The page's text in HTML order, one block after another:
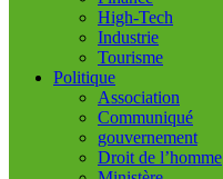
High-Tech
Industrie
Tourisme
Politique
Association
Communiqué
gouvernement
Droit de l’homme